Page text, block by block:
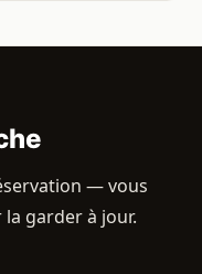
— vous
garder à jour.